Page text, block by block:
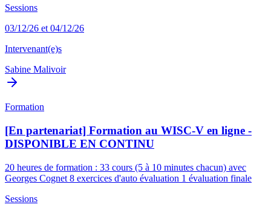
Sessions
03/12/26 et 04/12/26
Intervenant(e)s
Sabine Malivoir
Formation
[En partenariat] Formation au WISC-V en ligne -
DISPONIBLE EN CONTINU
20 heures de formation : 33 cours (5 à 10 minutes chacun) avec
Georges Cognet 8 exercices d'auto évaluation 1 évaluation finale
Sessions